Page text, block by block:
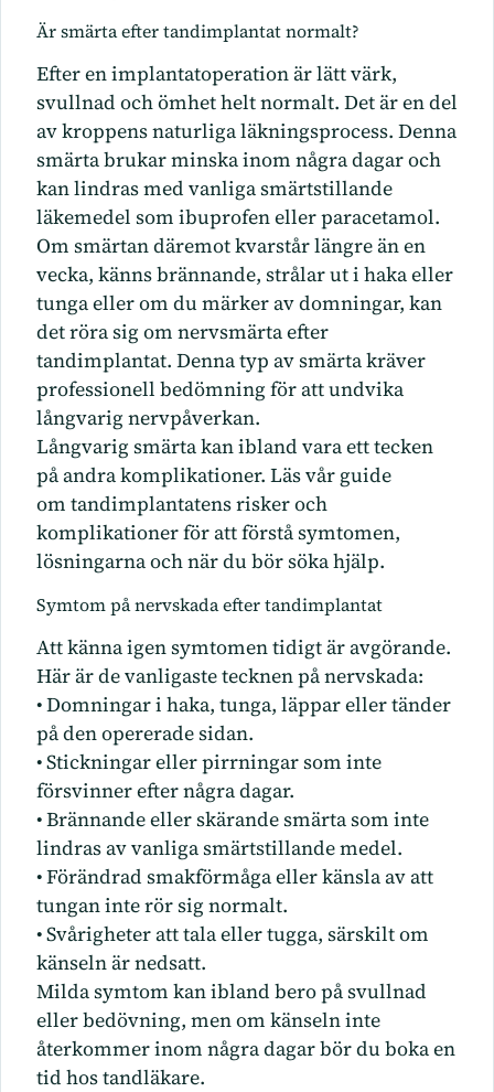
Är smärta efter tandimplantat normalt?
Efter en implantatoperation är lätt värk,
svullnad och ömhet helt normalt. Det är en del
av kroppens naturliga läkningsprocess. Denna
smärta brukar minska inom några dagar och
kan lindras med vanliga smärtstillande
läkemedel som ibuprofen eller paracetamol.
Om smärtan däremot kvarstår längre än en
vecka, känns brännande, strålar ut i haka eller
tunga eller om du märker av domningar, kan
det röra sig om nervsmärta efter
tandimplantat. Denna typ av smärta kräver
professionell bedömning för att undvika
långvarig nervpåverkan.
Långvarig smärta kan ibland vara ett tecken
på andra komplikationer. Läs vår guide
om tandimplantatens risker och
komplikationerför att förstå symtomen,
lösningarna och när du bör söka hjälp.
Symtom på nervskada efter tandimplantat
Att känna igen symtomen tidigt är avgörande.
Här är de vanligaste tecknen på nervskada:
• Domningar i haka, tunga, läppar eller tänder
på den opererade sidan.
• Stickningar eller pirrningar som inte
försvinner efter några dagar.
• Brännande eller skärande smärta som inte
lindras av vanliga smärtstillande medel.
• Förändrad smakförmåga eller känsla av att
tungan inte rör sig normalt.
• Svårigheter att tala eller tugga, särskilt om
känseln är nedsatt.
Milda symtom kan ibland bero på svullnad
eller bedövning, men om känseln inte
återkommer inom några dagar bör du boka en
tid hos tandläkare.